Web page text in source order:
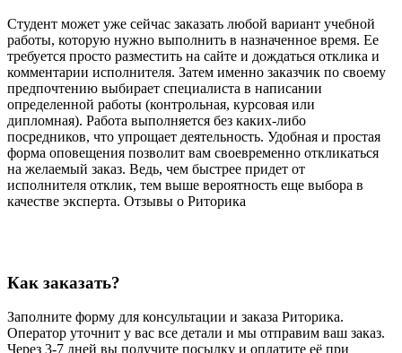
Студент может уже сейчас заказать любой вариант учебной
работы, которую нужно выполнить в назначенное время. Ее
требуется просто разместить на сайте и дождаться отклика и
комментарии исполнителя. Затем именно заказчик по своему
предпочтению выбирает специалиста в написании
определенной работы (контрольная, курсовая или
дипломная). Работа выполняется без каких-либо
посредников, что упрощает деятельность. Удобная и простая
форма оповещения позволит вам своевременно откликаться
на желаемый заказ. Ведь, чем быстрее придет от
исполнителя отклик, тем выше вероятность еще выбора в
качестве эксперта. Отзывы о Риторика
Как заказать?
Заполните форму для консультации и заказа Риторика.
Оператор уточнит у вас все детали и мы отправим ваш заказ.
Через 3-7 дней вы получите посылку и оплатите её при